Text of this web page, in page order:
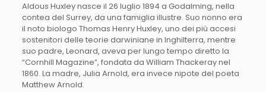
Aldous Huxley nasce il 26 luglio 1894 a Godalming, nella
contea del Surrey, da una famiglia illustre. Suo nonno era
il noto biologo Thomas Henry Huxley, uno dei più accesi
sostenitori delle teorie darwiniane in Inghilterra, mentre
suo padre, Leonard, aveva per lungo tempo diretto la
“Cornhill Magazine”, fondata da William Thackeray nel
1860. La madre, Julia Arnold, era invece nipote del poeta
Matthew Arnold.